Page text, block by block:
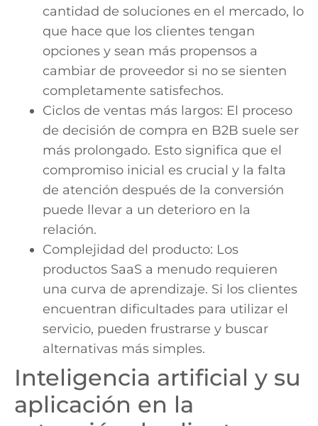
cantidad de soluciones en el mercado, lo
que hace que los clientes tengan
opciones y sean más propensos a
cambiar de proveedor si no se sienten
completamente satisfechos.
Ciclos de ventas más largos: El proceso
de decisión de compra en B2B suele ser
más prolongado. Esto significa que el
compromiso inicial es crucial y la falta
de atención después de la conversión
puede llevar a un deterioro en la
relación.
Complejidad del producto: Los
productos SaaS a menudo requieren
una curva de aprendizaje. Si los clientes
encuentran dificultades para utilizar el
servicio, pueden frustrarse y buscar
alternativas más simples.
Inteligencia artificial y su
aplicación en la